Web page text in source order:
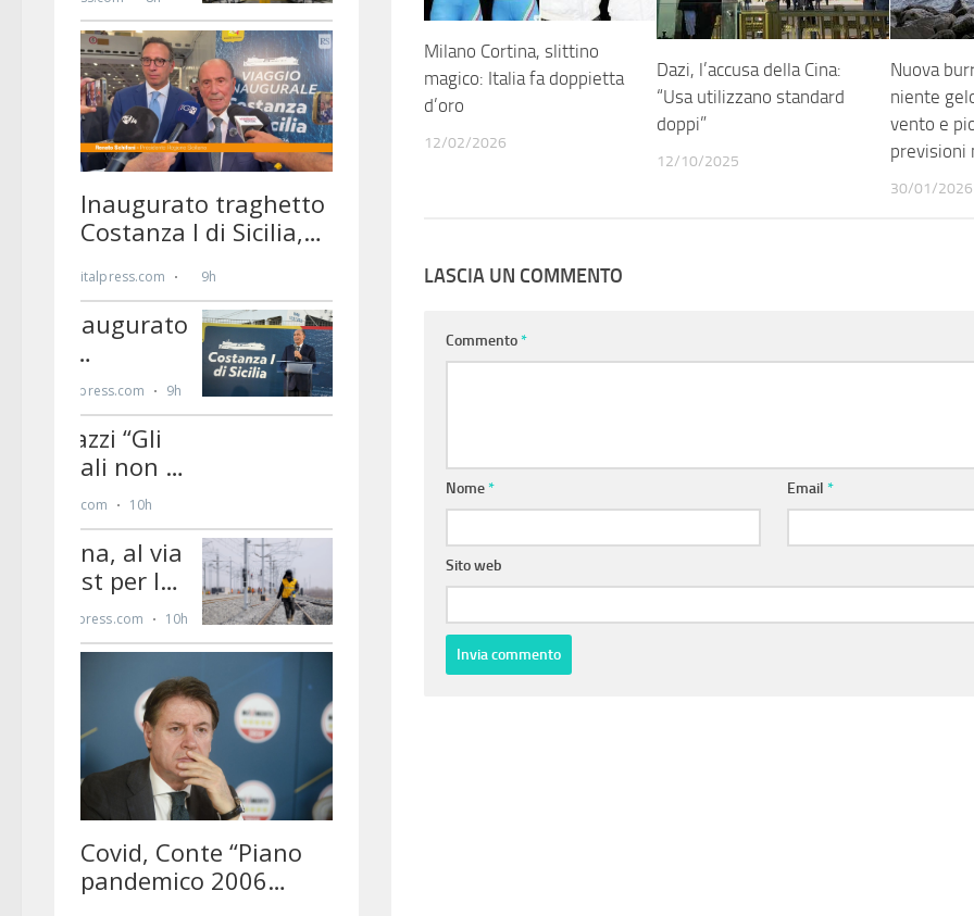
Milano Cortina, slittino
magico: Italia fa doppietta
d’oro
12/02/2026
Dazi, l’accusa della Cina:
“Usa utilizzano standard
doppi”
12/10/2025
Nuova
niente
vento e
previsioni
30/01/2026
LASCIA UN COMMENTO
Commento*
Nome* Email*
Sito web